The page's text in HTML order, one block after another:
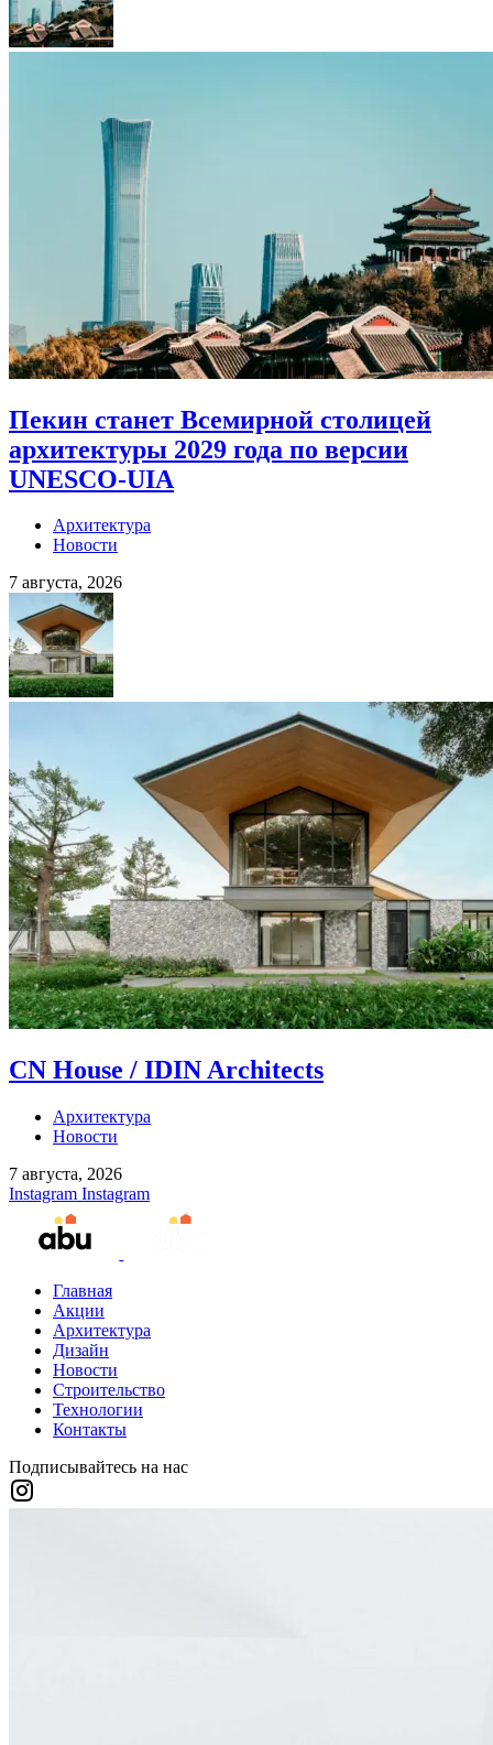
Пекин станет Всемирной столицей
архитектуры 2029 года по версии
UNESCO-UIA
Архитектура
Новости
7 августа, 2026
CN House / IDIN Architects
Архитектура
Новости
7 августа, 2026
Instagram Instagram
Главная
Акции
Архитектура
Дизайн
Новости
Строительство
Технологии
Контакты
Подписывайтесь на нас